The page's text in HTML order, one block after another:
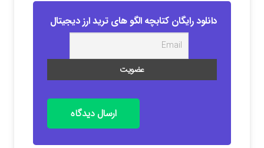
دانلود رایگان کتابچه الگو های ترید ارز دیجیتال
ارسال دیدگاه